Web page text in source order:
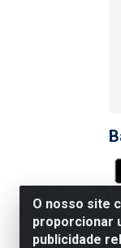
O nosso site
proporcionar
publicidade